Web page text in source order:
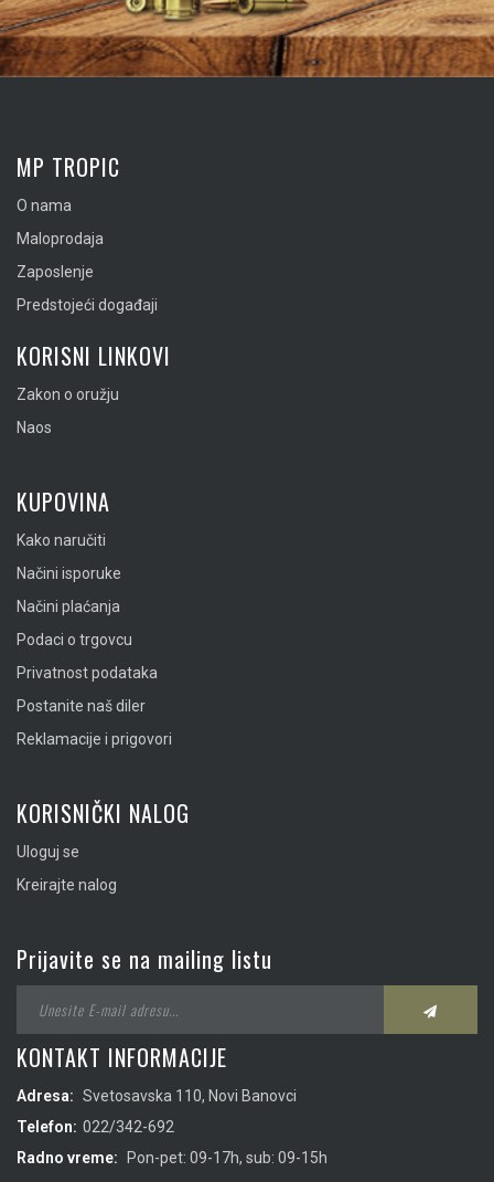
MP TROPIC
O nama
Maloprodaja
Zaposlenje
Predstojeći događaji
KORISNI LINKOVI
Zakon o oružju
Naos
KUPOVINA
Kako naručiti
Načini isporuke
Načini plaćanja
Podaci o trgovcu
Privatnost podataka
Postanite naš diler
Reklamacije i prigovori
KORISNIČKI NALOG
Uloguj se
Kreirajte nalog
Prijavite se na mailing listu
KONTAKT INFORMACIJE
Adresa: Svetosavska 110, Novi Banovci
Telefon: 022/342-692
Radno vreme:
Pon-pet: 09-17h, sub: 09-15h